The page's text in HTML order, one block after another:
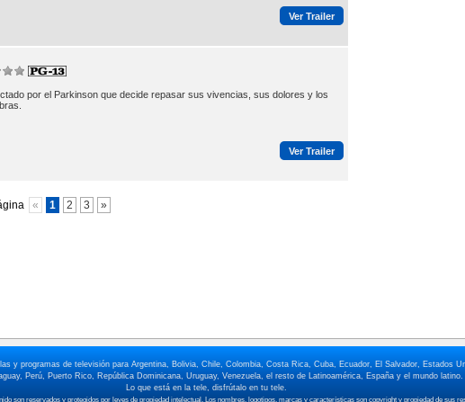
Ver Trailer
por el Parkinson que decide repasar sus vivencias, sus dolores y los
Ver Trailer
« 1 2 3 »
y programas de televisión para Argentina, Bolivia, Chile, Colombia, Costa Rica, Cuba, Ecuador, El Salvador, Estados
Perú, Puerto Rico, República Dominicana, Uruguay, Venezuela, el resto de Latinoamérica, España y el mundo latino.
Lo que está en la tele, disfrútalo en tu tele.